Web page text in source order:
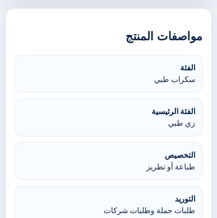
مواصفات المنتج
الفئة
سكراب طبي
الفئة الرئيسية
زي طبي
التخصيص
طباعة أو تطريز
التوريد
طلبات جملة وطلبات شركات